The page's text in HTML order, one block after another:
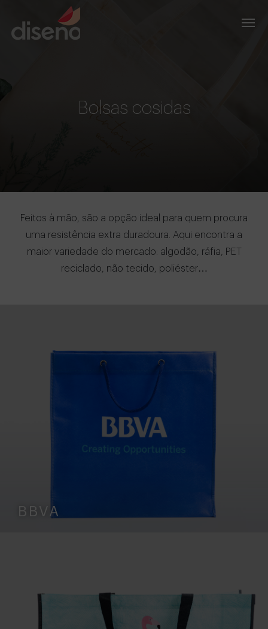
Bolsas cosidas
Feitos à mão, são a opção ideal para quem procura
uma resistência extra duradoura. Aqui encontra a
maior variedade do mercado: algodão, ráfia, PET
reciclado, não tecido, poliéster…
BBVA